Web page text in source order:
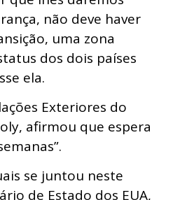
não deve haver
uma zona
dos dois países
ela.
Exteriores do
afirmou que espera
se juntou neste
de Estado dos EUA,